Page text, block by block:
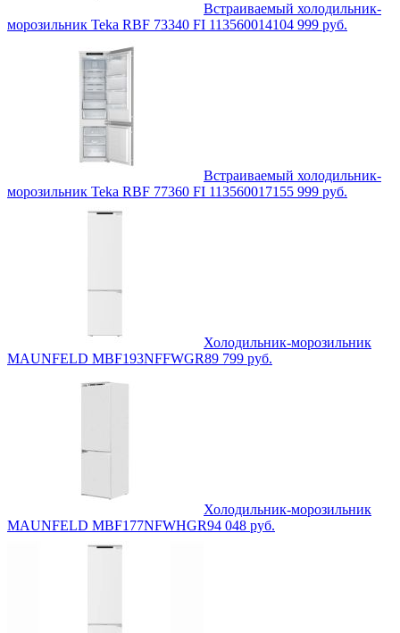
Встраиваемый холодильник-
морозильник Teka RBF 73340 FI 113560014104 999 руб.
Встраиваемый холодильник-
морозильник Teka RBF 77360 FI 113560017155 999 руб.
Холодильник-морозильник
MAUNFELD MBF193NFFWGR89 799 руб.
Холодильник-морозильник
MAUNFELD MBF177NFWHGR94 048 руб.